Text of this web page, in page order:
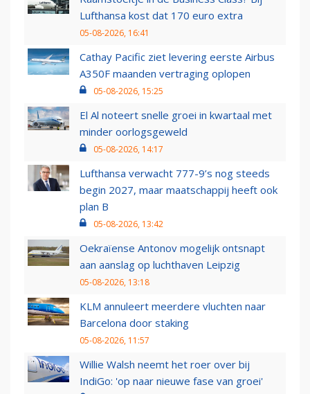
Lufthansa kost dat 170 euro extra
05-08-2026, 16:41
Cathay Pacific ziet levering eerste Airbus
A350F maanden vertraging oplopen
05-08-2026, 15:25
El Al noteert snelle groei in kwartaal met
minder oorlogsgeweld
05-08-2026, 14:17
Lufthansa verwacht 777-9’s nog steeds
begin 2027, maar maatschappij heeft ook
plan B
05-08-2026, 13:42
Oekraïense Antonov mogelijk ontsnapt
aan aanslag op luchthaven Leipzig
05-08-2026, 13:18
KLM annuleert meerdere vluchten naar
Barcelona door staking
05-08-2026, 11:57
Willie Walsh neemt het roer over bij
IndiGo: 'op naar nieuwe fase van groei'